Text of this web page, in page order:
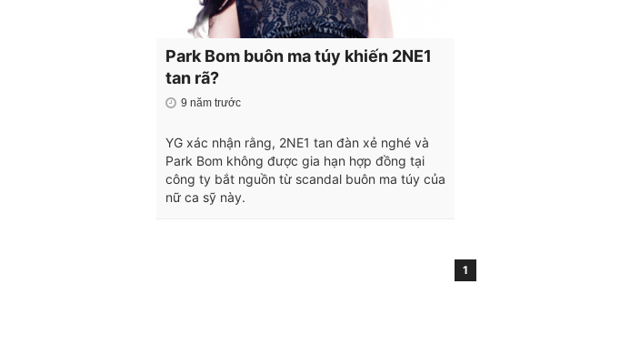
Park Bom buôn ma túy khiến 2NE1
tan rã?
9 năm trước
YG xác nhận rằng, 2NE1 tan đàn xẻ nghé và
Park Bom không được gia hạn hợp đồng tại
công ty bắt nguồn từ scandal buôn ma túy của
nữ ca sỹ này.
1